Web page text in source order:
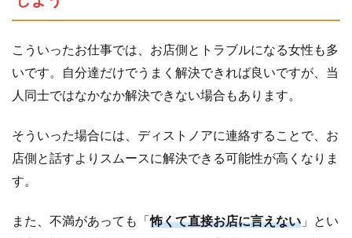
こういったお仕事では、お店側とトラブルになる女性も多
いです。自分達だけでうまく解決できれば良いですが、当
人同士ではなかなか解決できない場合もあります。
そういった場合には、ディストノアに連絡することで、お
店側と話すよりスムースに解決できる可能性が高くなりま
す。
また、不満があっても「怖くて直接お店に言えない 」とい